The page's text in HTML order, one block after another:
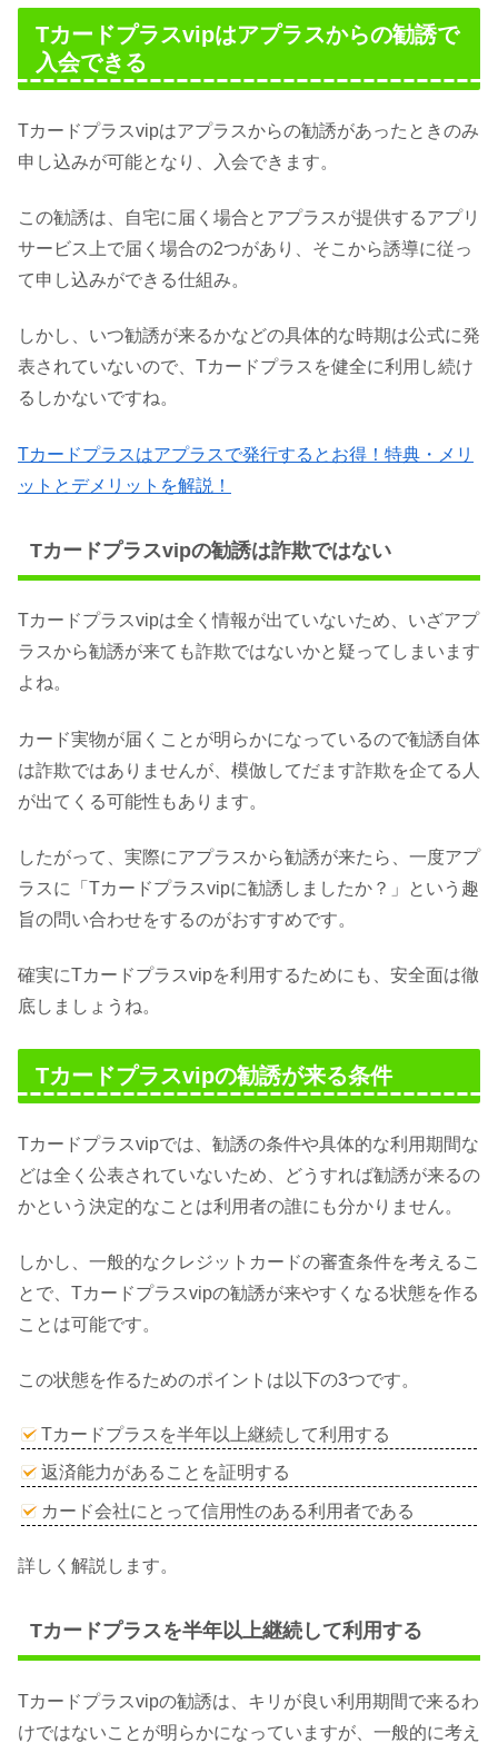
Tカードプラスvipはアプラスからの勧誘で
入会できる
Tカードプラスvipはアプラスからの勧誘があったときのみ
申し込みが可能となり、入会できます。
この勧誘は、自宅に届く場合とアプラスが提供するアプリ
サービス上で届く場合の2つがあり、そこから誘導に従っ
て申し込みができる仕組み。
しかし、いつ勧誘が来るかなどの具体的な時期は公式に発
表されていないので、Tカードプラスを健全に利用し続け
るしかないですね。
Tカードプラスはアプラスで発行するとお得！特典・メリ
ットとデメリットを解説！
Tカードプラスvipの勧誘は詐欺ではない
Tカードプラスvipは全く情報が出ていないため、いざアプ
ラスから勧誘が来ても詐欺ではないかと疑ってしまいます
よね。
カード実物が届くことが明らかになっているので勧誘自体
は詐欺ではありませんが、模倣してだます詐欺を企てる人
が出てくる可能性もあります。
したがって、実際にアプラスから勧誘が来たら、一度アプ
ラスに「Tカードプラスvipに勧誘しましたか？」という趣
旨の問い合わせをするのがおすすめです。
確実にTカードプラスvipを利用するためにも、安全面は徹
底しましょうね。
Tカードプラスvipの勧誘が来る条件
Tカードプラスvipでは、勧誘の条件や具体的な利用期間な
どは全く公表されていないため、どうすれば勧誘が来るの
かという決定的なことは利用者の誰にも分かりません。
しかし、一般的なクレジットカードの審査条件を考えるこ
とで、Tカードプラスvipの勧誘が来やすくなる状態を作る
ことは可能です。
この状態を作るためのポイントは以下の3つです。
Tカードプラスを半年以上継続して利用する
返済能力があることを証明する
カード会社にとって信用性のある利用者である
詳しく解説します。
Tカードプラスを半年以上継続して利用する
Tカードプラスvipの勧誘は、キリが良い利用期間で来るわ
けではないことが明らかになっていますが、一般的に考え